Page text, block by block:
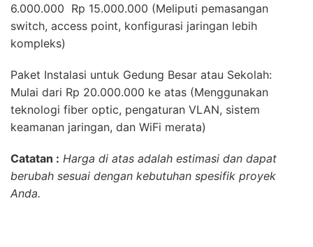
6.000.000  Rp 15.000.000 (Meliputi pemasangan
switch, access point, konfigurasi jaringan lebih
kompleks)
Paket Instalasi untuk Gedung Besar atau Sekolah:
Mulai dari Rp 20.000.000 ke atas (Menggunakan
teknologi fiber optic, pengaturan VLAN, sistem
keamanan jaringan, dan WiFi merata)
Catatan : Harga di atas adalah estimasi dan dapat
berubah sesuai dengan kebutuhan spesifik proyek
Anda.